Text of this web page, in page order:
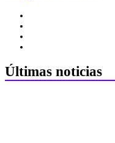
Últimas noticias